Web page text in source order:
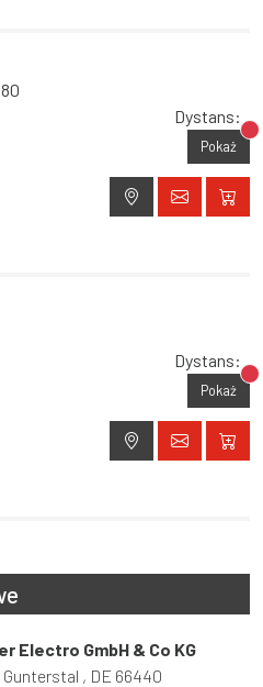
Dystans:
Pokaż
Dystans:
Pokaż
Electro GmbH & Co KG
, DE 66440